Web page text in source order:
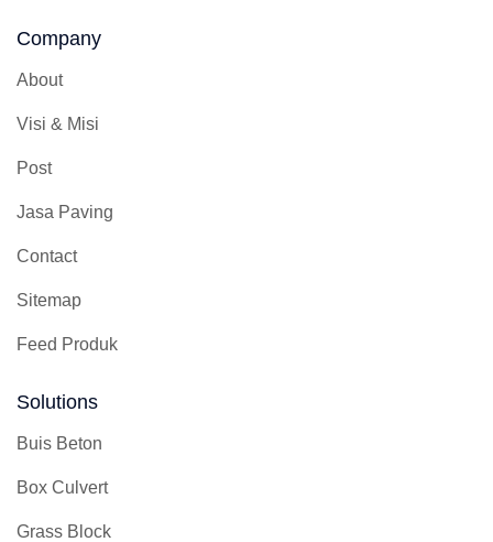
Company
About
Visi & Misi
Post
Jasa Paving
Contact
Sitemap
Feed Produk
Solutions
Buis Beton
Box Culvert
Grass Block